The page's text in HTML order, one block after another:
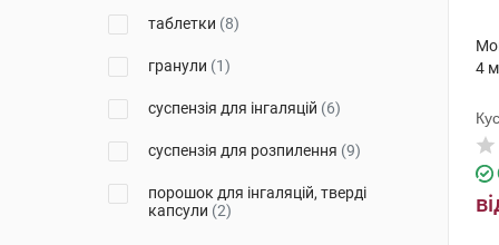
Оріон Корпорейшн
Нортон Хелскеа Лімітед
Польфарма(2)
Юрія-Фарм(1)
таблетки (8)
гранули (1)
суспензія для інгаляцій (6)
суспензія для розпилення (9)
порошок для інгаляцій, тверді
капсули (2)
4